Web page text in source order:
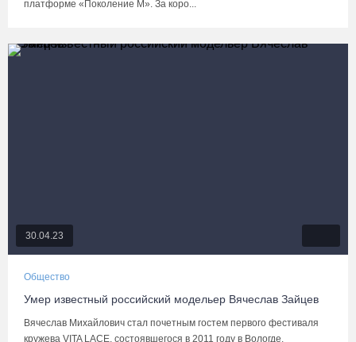
платформе «Поколение М». За коро...
30.04.23
Общество
Умер известный российский модельер Вячеслав Зайцев
Вячеслав Михайлович стал почетным гостем первого фестиваля
кружева VITA LACE, состоявшегося в 2011 году в Вологде.